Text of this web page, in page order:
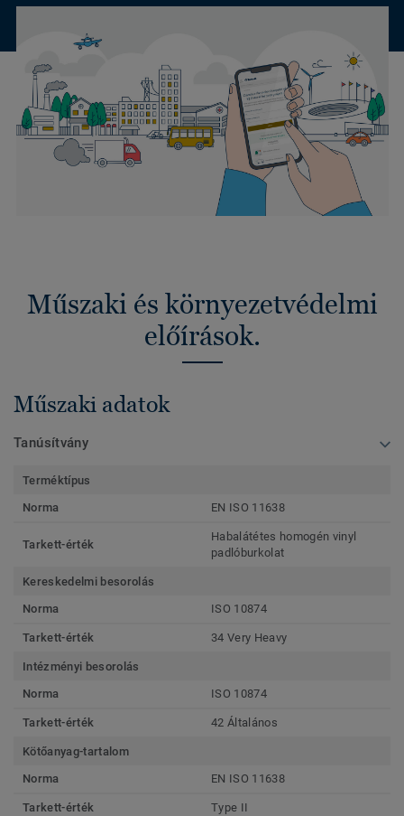
Műszaki és környezetvédelmi
előírások.
Műszaki adatok
Tanúsítvány
Terméktípus
Norma
EN ISO 11638
Tarkett-érték
Habalátétes homogén vinyl
padlóburkolat
Kereskedelmi besorolás
Norma
ISO 10874
Tarkett-érték 34 Very Heavy
Intézményi besorolás
Norma
ISO 10874
Tarkett-érték 42 Általános
Kötőanyag-tartalom
Norma
EN ISO 11638
Tarkett-érték Type II